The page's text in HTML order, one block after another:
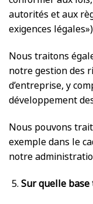
autorités et aux
exigences
Nous traitons
notre gestion des
d’entreprise, y
développement
Nous pouvons
exemple dans le
notre
Sur quelle base